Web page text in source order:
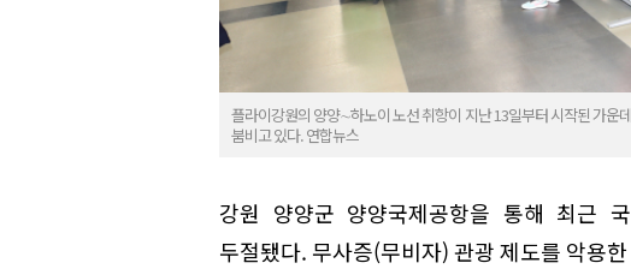
플라이강원의 양양∼하노이 노선 취항이 지난 13일부터 시작된 가운
붐비고 있다. 연합뉴스
강원 양양군 양양국제공항을 통해 최근
두절됐다. 무사증(무비자) 관광 제도를 악용